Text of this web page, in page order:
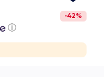
-42%
ⓘ